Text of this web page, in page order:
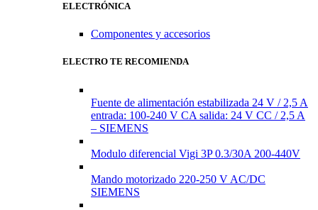
ELECTRÓNICA
Componentes y accesorios
ELECTRO TE RECOMIENDA
Fuente de alimentación estabilizada 24 V / 2,5 A
entrada: 100-240 V CA salida: 24 V CC / 2,5 A
– SIEMENS
Modulo diferencial Vigi 3P 0.3/30A 200-440V
Mando motorizado 220-250 V AC/DC
SIEMENS